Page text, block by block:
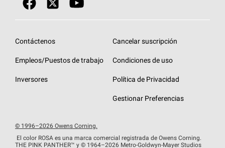
Garantías de techos
Únase a la red de contratistas de techos
Diseño en el techo
Eventos para contratistas
Encuentre una tienda o encuentre un
Financiamiento de techos
Contáctenos
Empleos/Puestos de trabajo
Inversores
Cancelar suscripción
Condiciones de uso
Política de Privacidad
Gestionar Preferencias
© 1996–2026 Owens Corning.
El color ROSA es una marca comercial registrada de Owens Corning.
THE PINK PANTHER™ y © 1964–2026 Metro-Goldwyn-Mayer Studios